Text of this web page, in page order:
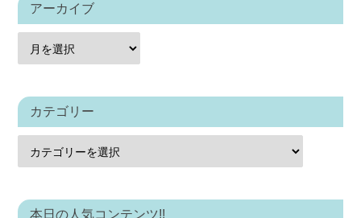
アーカイブ
カテゴリー
本日の人気コンテンツ!!